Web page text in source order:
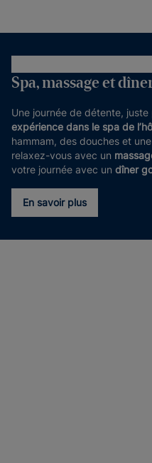
Spa, massage et
Une journée de détente,
expérience dans le spa de
hammam, des douches et
relaxez-vous avec un
votre journée avec un dîner
En savoir plus